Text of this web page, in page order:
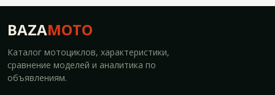
BAZAMOTO
Каталог мотоциклов, характеристики,
сравнение моделей и аналитика по
объявлениям.